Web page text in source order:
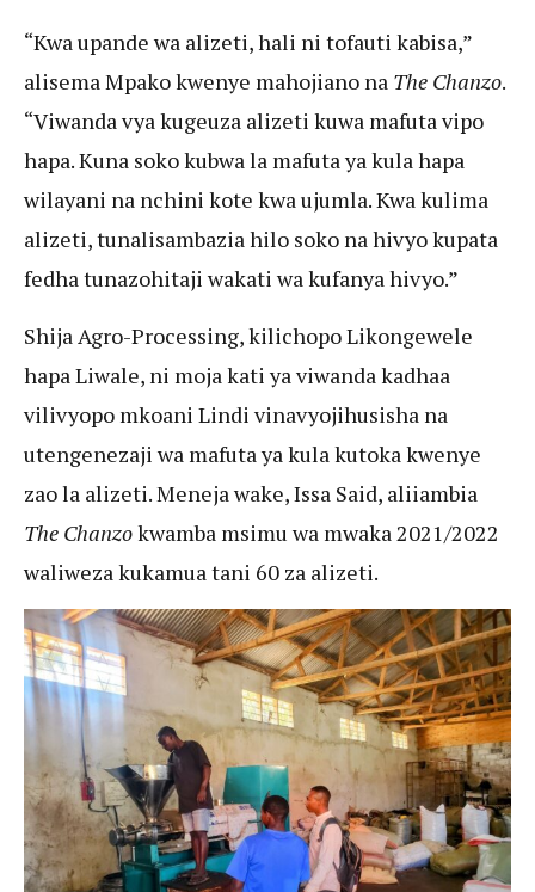
“Kwa upande wa alizeti, hali ni tofauti kabisa,”
alisema Mpako kwenye mahojiano na The Chanzo.
“Viwanda vya kugeuza alizeti kuwa mafuta vipo
hapa. Kuna soko kubwa la mafuta ya kula hapa
wilayani na nchini kote kwa ujumla. Kwa kulima
alizeti, tunalisambazia hilo soko na hivyo kupata
fedha tunazohitaji wakati wa kufanya hivyo.”
Shija Agro-Processing, kilichopo Likongewele
hapa Liwale, ni moja kati ya viwanda kadhaa
vilivyopo mkoani Lindi vinavyojihusisha na
utengenezaji wa mafuta ya kula kutoka kwenye
zao la alizeti. Meneja wake, Issa Said, aliiambia
The Chanzokwamba msimu wa mwaka 2021/2022
waliweza kukamua tani 60 za alizeti.